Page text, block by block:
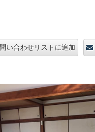
問い合わせリストに追加